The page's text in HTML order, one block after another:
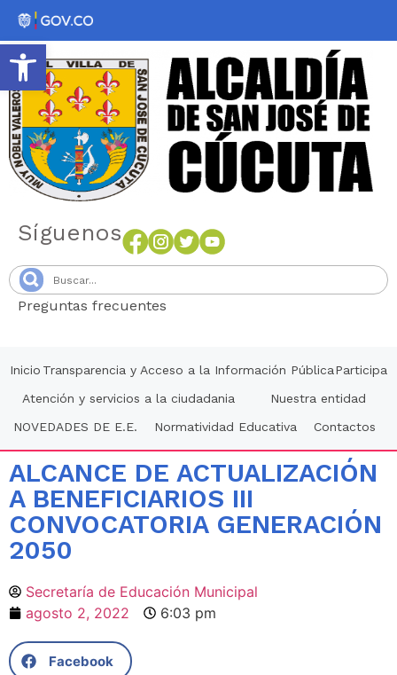
Abrir barra de herramientas
Síguenos
Preguntas frecuentes
Inicio Transparencia y Acceso a la Información PúblicaParticipa
Atención y servicios a la ciudadania
Nuestra entidad
NOVEDADES DE E.E.
Normatividad Educativa Contactos
ALCANCE DE ACTUALIZACIÓN
A BENEFICIARIOS III
CONVOCATORIA GENERACIÓN
2050
Secretaría de Educación Municipal
agosto 2, 2022
6:03 pm
Facebook